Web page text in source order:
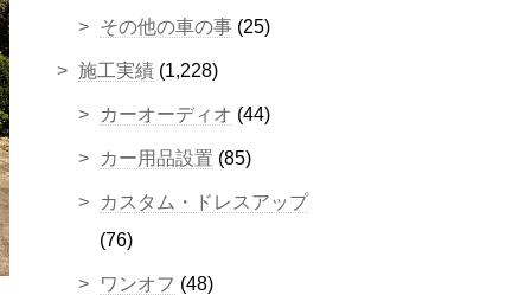
その他の車の事 (25)
施工実績 (1,228)
カーオーディオ (44)
カー用品設置 (85)
カスタム・ドレスアップ
(76)
ワンオフ (48)